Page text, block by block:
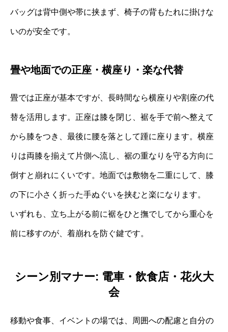
バッグは背中側や帯に挟まず、椅子の背もたれに掛けな
いのが安全です。
畳や地面での正座・横座り・楽な代替
畳では正座が基本ですが、長時間なら横座りや割座の代
替を活用します。正座は膝を閉じ、裾を手で前へ整えて
から膝をつき、最後に腰を落として踵に座ります。横座
りは両膝を揃えて片側へ流し、裾の重なりを守る方向に
倒すと崩れにくいです。地面では敷物を二重にして、膝
の下に小さく折った手ぬぐいを挟むと楽になります。
いずれも、立ち上がる前に裾をひと撫でしてから重心を
前に移すのが、着崩れを防ぐ鍵です。
シーン別マナー: 電車・飲食店・花火大
会
移動や食事、イベントの場では、周囲への配慮と自分の